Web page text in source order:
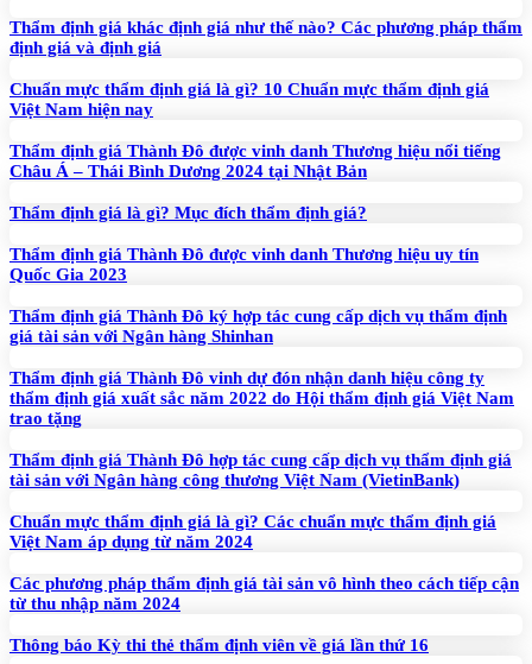
Thẩm định giá khác định giá như thế nào? Các phương pháp thẩm
định giá và định giá
Chuẩn mực thẩm định giá là gì? 10 Chuẩn mực thẩm định giá
Việt Nam hiện nay
Thẩm định giá Thành Đô được vinh danh Thương hiệu nổi tiếng
Châu Á – Thái Bình Dương 2024 tại Nhật Bản
Thẩm định giá là gì? Mục đích thẩm định giá?
Thẩm định giá Thành Đô được vinh danh Thương hiệu uy tín
Quốc Gia 2023
Thẩm định giá Thành Đô ký hợp tác cung cấp dịch vụ thẩm định
giá tài sản với Ngân hàng Shinhan
Thẩm định giá Thành Đô vinh dự đón nhận danh hiệu công ty
thẩm định giá xuất sắc năm 2022 do Hội thẩm định giá Việt Nam
trao tặng
Thẩm định giá Thành Đô hợp tác cung cấp dịch vụ thẩm định giá
tài sản với Ngân hàng công thương Việt Nam (VietinBank)
Chuẩn mực thẩm định giá là gì? Các chuẩn mực thẩm định giá
Việt Nam áp dụng từ năm 2024
Các phương pháp thẩm định giá tài sản vô hình theo cách tiếp cận
từ thu nhập năm 2024
Thông báo Kỳ thi thẻ thẩm định viên về giá lần thứ 16